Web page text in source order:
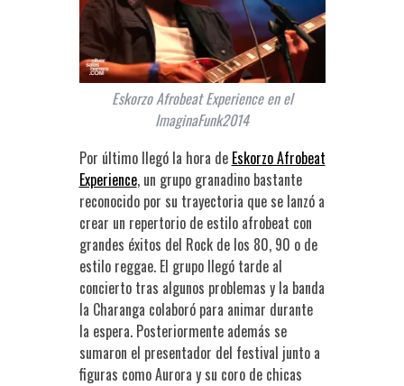
Eskorzo Afrobeat Experience en el
ImaginaFunk2014
Por último llegó la hora de Eskorzo Afrobeat
Experience, un grupo granadino bastante
reconocido por su trayectoria que se lanzó a
crear un repertorio de estilo afrobeat con
grandes éxitos del Rock de los 80, 90 o de
estilo reggae. El grupo llegó tarde al
concierto tras algunos problemas y la banda
la Charanga colaboró para animar durante
la espera. Posteriormente además se
sumaron el presentador del festival junto a
figuras como Aurora y su coro de chicas